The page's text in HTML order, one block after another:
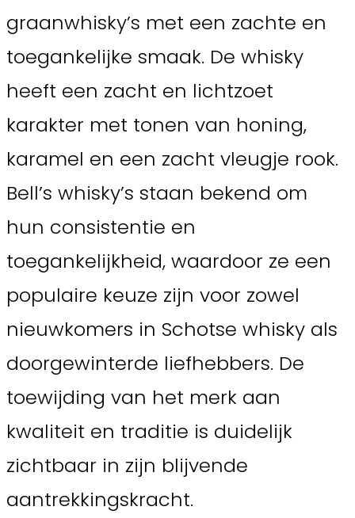
graanwhisky’s met een zachte en
toegankelijke smaak. De whisky
heeft een zacht en lichtzoet
karakter met tonen van honing,
karamel en een zacht vleugje rook.
Bell’s whisky’s staan bekend om
hun consistentie en
toegankelijkheid, waardoor ze een
populaire keuze zijn voor zowel
nieuwkomers in Schotse whisky als
doorgewinterde liefhebbers. De
toewijding van het merk aan
kwaliteit en traditie is duidelijk
zichtbaar in zijn blijvende
aantrekkingskracht.